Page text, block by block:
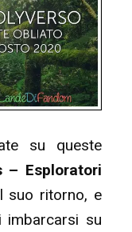
su queste
– Esploratori
suo ritorno, e
imbarcarsi su